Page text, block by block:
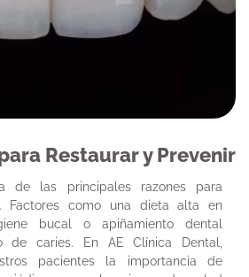
Restaurar y Prevenir
de las principales razones para
Factores como una dieta alta en
bucal o apiñamiento dental
de caries. En AE Clínica Dental,
pacientes la importancia de